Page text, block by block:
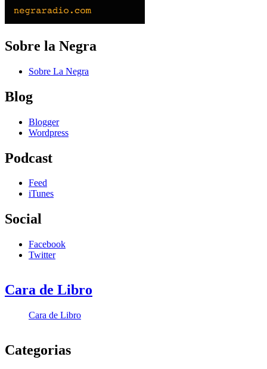
Sobre la Negra
Sobre La Negra
Blog
Blogger
Wordpress
Podcast
Feed
iTunes
Social
Facebook
Twitter
Cara de Libro
Cara de Libro
Categorias